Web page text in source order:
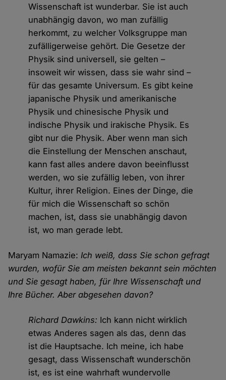
Wissenschaft ist wunderbar. Sie ist auch
unabhängig davon, wo man zufällig
herkommt, zu welcher Volksgruppe man
zufälligerweise gehört. Die Gesetze der
Physik sind universell, sie gelten –
insoweit wir wissen, dass sie wahr sind –
für das gesamte Universum. Es gibt keine
japanische Physik und amerikanische
Physik und chinesische Physik und
indische Physik und irakische Physik. Es
gibt nur die Physik. Aber wenn man sich
die Einstellung der Menschen anschaut,
kann fast alles andere davon beeinflusst
werden, wo sie zufällig leben, von ihrer
Kultur, ihrer Religion. Eines der Dinge, die
für mich die Wissenschaft so schön
machen, ist, dass sie unabhängig davon
ist, wo man gerade lebt.
Maryam Namazie:Ich weiß, dass Sie schon gefragt
wurden, wofür Sie am meisten bekannt sein möchten
und Sie gesagt haben, für Ihre Wissenschaft und
Ihre Bücher. Aber abgesehen davon?
Richard Dawkins: Ich kann nicht wirklich
etwas Anderes sagen als das, denn das
ist die Hauptsache. Ich meine, ich habe
gesagt, dass Wissenschaft wunderschön
ist, es ist eine wahrhaft wundervolle